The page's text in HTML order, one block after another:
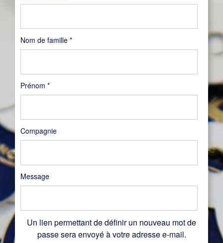
Nom de famille *
Prénom *
Compagnie
Message
Un lien permettant de définir un nouveau mot de
passe sera envoyé à votre adresse e-mail.